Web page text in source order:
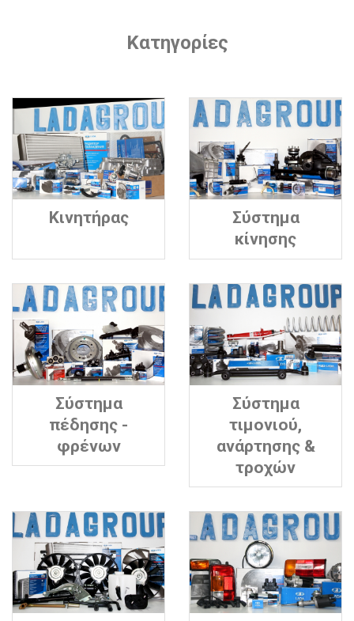
Κατηγορίες
Κινητήρας
Σύστημα
κίνησης
Σύστημα
πέδησης -
φρένων
Σύστημα
τιμονιού,
ανάρτησης &
τροχών